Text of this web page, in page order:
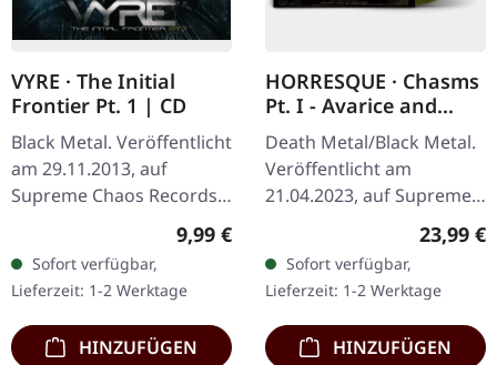
VYRE · The Initial
Frontier Pt. 1 | CD
Black Metal. Veröffentlicht
am 29.11.2013, auf
Supreme Chaos Records.
CD im Jewelcase mit 8-
seitigem Booklet. Was
passiert, wenn drei
kosmische…
Regulärer Preis:
9,99 €
Sofort verfügbar,
Lieferzeit: 1-2 Werktage
HINZUFÜGEN
HORRESQUE · Chasms
Pt. I - Avarice and
Retribution |
YELLOW/BLACK LP
Death Metal/Black Metal.
Veröffentlicht am
21.04.2023, auf Supreme
Dunkelgelb/Schwarz
marmoriertes Vinyl im
schweren Cover…
23,99 €
Sofort verfügbar,
Lieferzeit: 1-2 Werktage
HINZUFÜGEN